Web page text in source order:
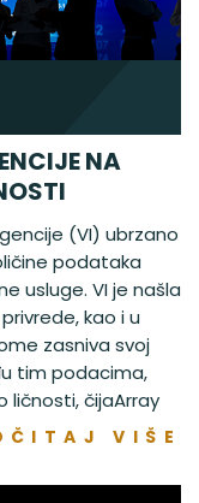
NA
(VI) ubrzano
podataka
usluge. VI je našla
kao i u
zasniva svoj
tim podacima,
čijaArray
VIŠE